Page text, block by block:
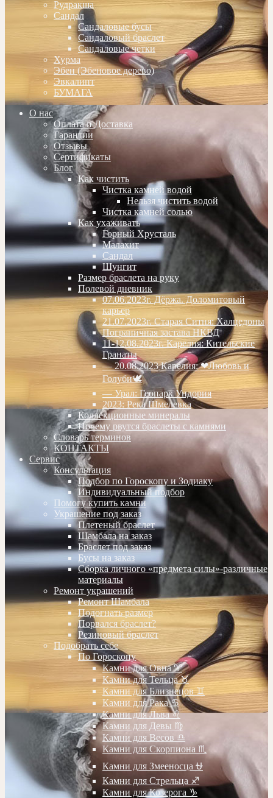
Рудракша
Сандал
Сандаловые бусы
Сандаловый браслет
Сандаловые четки
Хурма
Эбен (Эбеновое дерево)
Эвкалипт
БУМАГА
О нас
Оплата и Доставка
Гарантии
Отзывы
Сертификаты
Блог
Как чистить
Чистка камней водой
Нельзя чистить водой
Чистка камней солью
Как ухаживать
Горный Хрусталь
Малахит
Сандал
Шунгит
Размер браслета на руку
Полевой дневник
07.06.2023г. Дёржа. Доломитовый
карьер
21.07.2023г. Старая Ситня: Халцедоны
Пограничная застава НКВД
11-12.08.2023г. Карелия: Кительские
Гранаты
— 20.08.2023 Карелия: ❤Любовь и
Голуби🕊
— Урал: Геопарк Ундория
2023: Река Шмелевка
Коллекционные минералы
Почему рвутся браслеты с камнями
Словарь терминов
КОНТАКТЫ
Сервис
Консультация
Подбор по Гороскопу и Зодиаку
Индивидуальный подбор
Помогу купить камни
Украшение под заказ
Плетеный браслет
Шамбала на заказ
Браслет под заказ
Бусы на заказ
Сборка личного «предмета силы»-различные
материалы
Ремонт украшений
Ремонт Шамбала
Подогнать размер
Порвался браслет?
Резиновый браслет
Подобрать себе
По Гороскопу
Камни для Овна ♈️
Камни для Тельца ♉️
Камни для Близнецов ♊️
Камни для Рака ♋️
Камни для Льва ♌️
Камни для Девы ♍️
Камни для Весов ♎️
Камни для Скорпиона ♏️
Камни для Змееносца ⛎
Камни для Стрельца ♐️
Камни для Козерога ♑️